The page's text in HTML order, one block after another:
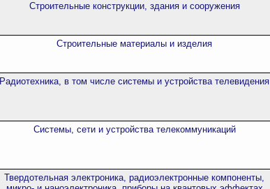
Строительные конструкции, здания и сооружения
Строительные материалы и изделия
Радиотехника, в том числе системы и устройства телевидения
Системы, сети и устройства телекоммуникаций
Твердотельная электроника, радиоэлектронные компоненты,